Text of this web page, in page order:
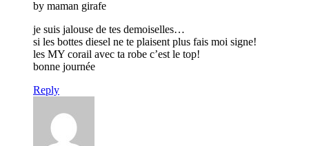
by maman girafe
je suis jalouse de tes demoiselles…
si les bottes diesel ne te plaisent plus fais moi signe!
les MY corail avec ta robe c’est le top!
bonne journée
Reply